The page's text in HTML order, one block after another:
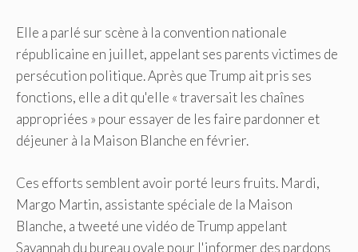
Elle a parlé sur scène à la convention nationale
républicaine en juillet, appelant ses parents victimes de
persécution politique. Après que Trump ait pris ses
fonctions, elle a dit qu'elle « traversait les chaînes
appropriées » pour essayer de les faire pardonner et
déjeuner à la Maison Blanche en février.
Ces efforts semblent avoir porté leurs fruits. Mardi,
Margo Martin, assistante spéciale de la Maison
Blanche, a tweeté une vidéo de Trump appelant
Savannah du bureau ovale pour l'informer des pardons